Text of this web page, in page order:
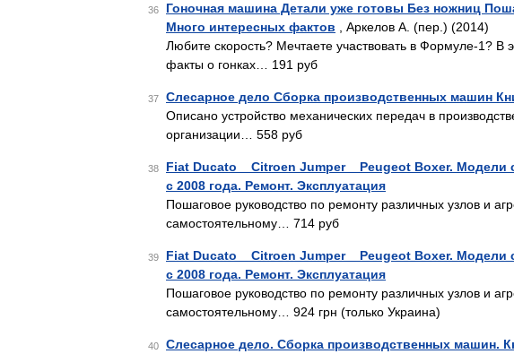
36
Гоночная машина Детали уже готовы Без ножниц
Много интересных фактов , Аркелов А. (пер.) (2014)
Любите скорость? Мечтаете участвовать в Формуле-1? В
факты о гонках… 191 руб
37 Слесарное дело Сборка производственных машин
Описано устройство механических передач в
организации… 558 руб
38
Fiat Ducato _ Citroen Jumper _ Peugeot Boxer. Модели
с 2008 года. Ремонт. Эксплуатация
Пошаговое руководство по ремонту различных узлов и
самостоятельному… 714 руб
39
Fiat Ducato _ Citroen Jumper _ Peugeot Boxer. Модели
с 2008 года. Ремонт. Эксплуатация
Пошаговое руководство по ремонту различных узлов и
самостоятельному… 924 грн (только Украина)
40 Слесарное дело. Сборка производственных машин.